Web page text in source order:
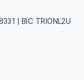
| BIC: TRIONL2U